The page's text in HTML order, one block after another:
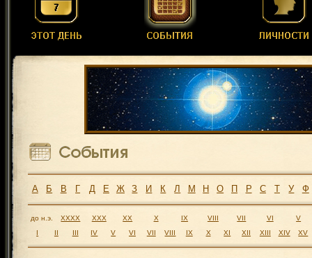
А Б В Г Д Е Ж З И К Л М Н О П Р С Т У Ф
до н.э. XXXX XXX XX X IX VIII VII VI
V
I
II III IV V VI VII VIII IX X XI XII XIII XIV XV